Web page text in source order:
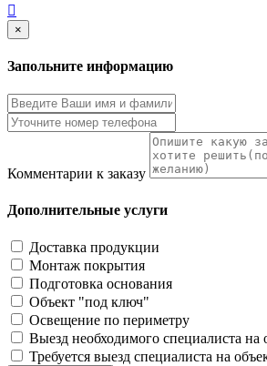
×
Запольните информацию
Комментарии к заказу
Дополнительные услуги
Доставка продукции
Монтаж покрытия
Подготовка основания
Объект "под ключ"
Освещение по периметру
Выезд необходимого специалиста на
Требуется выезд специалиста на